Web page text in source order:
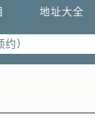
地址大全
）
）